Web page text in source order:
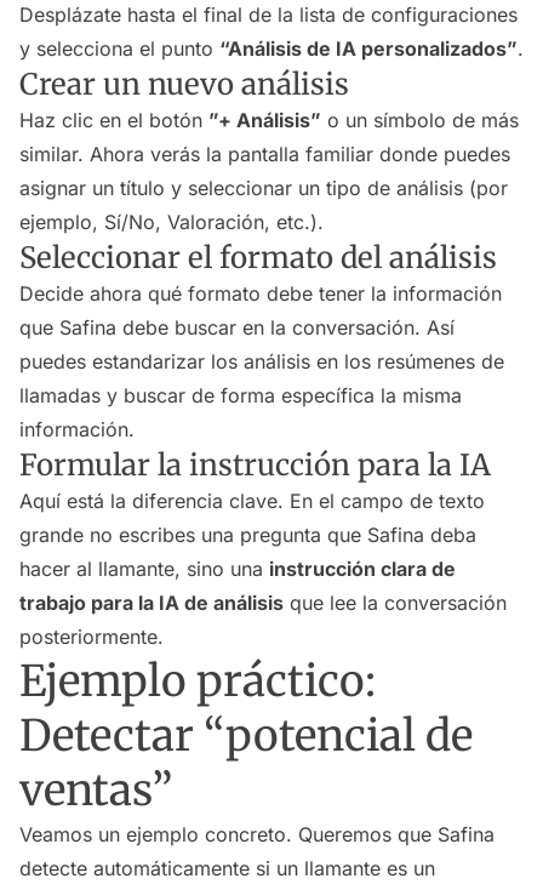
Desplázate hasta el final de la lista de configuraciones
y selecciona el punto “Análisis de IA personalizados”.
Crear un nuevo análisis
Haz clic en el botón ”+ Análisis” o un símbolo de más
similar. Ahora verás la pantalla familiar donde puedes
asignar un título y seleccionar un tipo de análisis (por
ejemplo, Sí/No, Valoración, etc.).
Seleccionar el formato del análisis
Decide ahora qué formato debe tener la información
que Safina debe buscar en la conversación. Así
puedes estandarizar los análisis en los resúmenes de
llamadas y buscar de forma específica la misma
información.
Formular la instrucción para la IA
Aquí está la diferencia clave. En el campo de texto
grande no escribes una pregunta que Safina deba
hacer al llamante, sino una instrucción clara de
trabajo para la IA de análisis que lee la conversación
posteriormente.
Ejemplo práctico:
Detectar “potencial de
ventas”
Veamos un ejemplo concreto. Queremos que Safina
detecte automáticamente si un llamante es un